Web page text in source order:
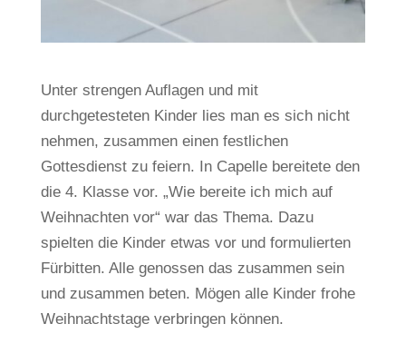
Unter strengen Auflagen und mit
durchgetesteten Kinder lies man es sich nicht
nehmen, zusammen einen festlichen
Gottesdienst zu feiern. In Capelle bereitete den
die 4. Klasse vor. „Wie bereite ich mich auf
Weihnachten vor“ war das Thema. Dazu
spielten die Kinder etwas vor und formulierten
Fürbitten. Alle genossen das zusammen sein
und zusammen beten. Mögen alle Kinder frohe
Weihnachtstage verbringen können.